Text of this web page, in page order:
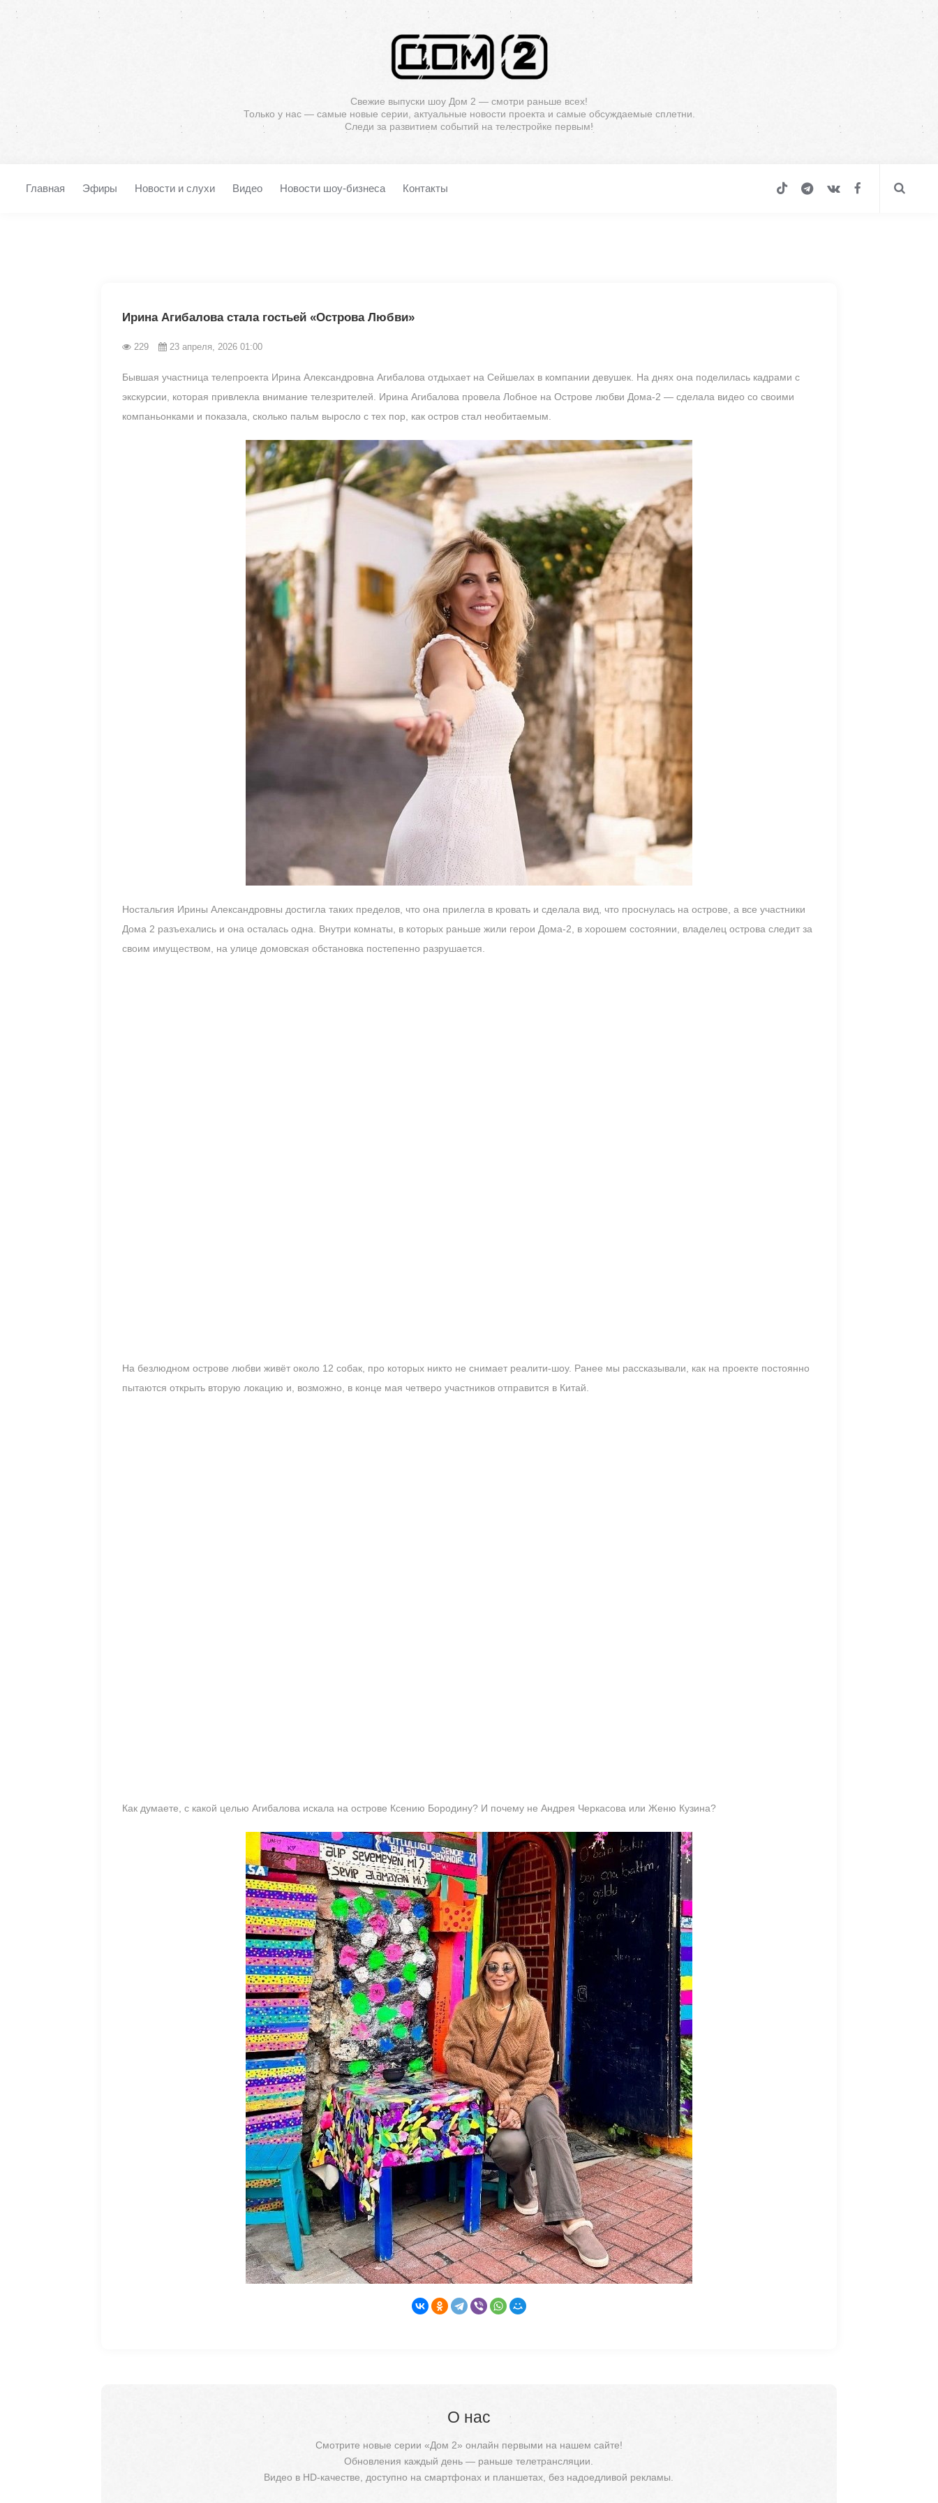
Свежие выпуски шоу Дом 2 — смотри раньше всех!
Только у нас — самые новые серии, актуальные новости проекта и самые обсуждаемые сплетни.
Следи за развитием событий на телестройке первым!
Главная Эфиры Новости и слухи Видео Новости шоу-бизнеса Контакты
Ирина Агибалова стала гостьей «Острова Любви»
229 23 апреля, 2026 01:00
Бывшая участница телепроекта Ирина Александровна Агибалова отдыхает на Сейшелах в компании девушек. На днях она поделилась кадрами с
экскурсии, которая привлекла внимание телезрителей. Ирина Агибалова провела Лобное на Острове любви Дома-2 — сделала видео со своими
компаньонками и показала, сколько пальм выросло с тех пор, как остров стал необитаемым.
Ностальгия Ирины Александровны достигла таких пределов, что она прилегла в кровать и сделала вид, что проснулась на острове, а все участники
Дома 2 разъехались и она осталась одна. Внутри комнаты, в которых раньше жили герои Дома-2, в хорошем состоянии, владелец острова следит за
своим имуществом, на улице домовская обстановка постепенно разрушается.
На безлюдном острове любви живёт около 12 собак, про которых никто не снимает реалити-шоу. Ранее мы рассказывали, как на проекте постоянно
пытаются открыть вторую локацию и, возможно, в конце мая четверо участников отправится в Китай.
Как думаете, с какой целью Агибалова искала на острове Ксению Бородину? И почему не Андрея Черкасова или Женю Кузина?
О нас
Смотрите новые серии «Дом 2» онлайн первыми на нашем сайте!
Обновления каждый день — раньше телетрансляции.
Видео в HD-качестве, доступно на смартфонах и планшетах, без надоедливой рекламы.